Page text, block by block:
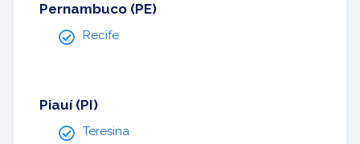
Pernambuco (PE)
Recife
Piauí (PI)
Teresina